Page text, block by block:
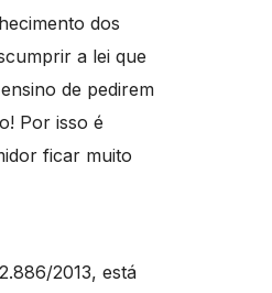
dos
a lei que
de pedirem
Por isso é
ficar muito
2013, está